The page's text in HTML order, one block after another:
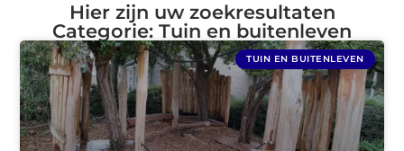
Hier zijn uw zoekresultaten
Categorie: Tuin en buitenleven
TUIN EN BUITENLEVEN